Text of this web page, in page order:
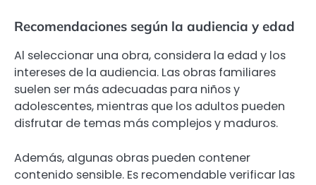
Recomendaciones según la audiencia y edad
Al seleccionar una obra, considera la edad y los
intereses de la audiencia. Las obras familiares
suelen ser más adecuadas para niños y
adolescentes, mientras que los adultos pueden
disfrutar de temas más complejos y maduros.
Además, algunas obras pueden contener
contenido sensible. Es recomendable verificar las